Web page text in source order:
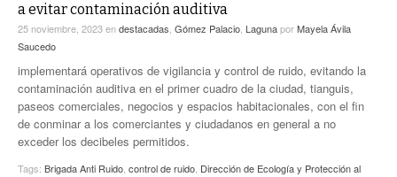
a evitar contaminación auditiva
25 noviembre, 2023endestacadas Gómez Palacio LagunaporMayela Ávila
Saucedo
implementará operativos de vigilancia y control de ruido, evitando la
contaminación auditiva en el primer cuadro de la ciudad, tianguis,
paseos comerciales, negocios y espacios habitacionales, con el fin
de conminar a los comerciantes y ciudadanos en general a no
exceder los decibeles permitidos.
Tags: Brigada Anti Ruido control de ruido Dirección de Ecología y Protección al